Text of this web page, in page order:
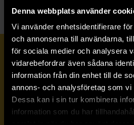
Denna webbplats använder
Vi använder enhetsidentifierare
och annonserna till användarna,
för sociala medier och analysera
vidarebefordrar även sådana
information från din enhet till de
annons- och analysföretag som vi
Dessa kan i sin tur kombinera
information som du har
Prenumerera på